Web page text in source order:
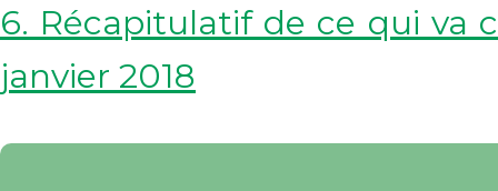
6. Récapitulatif de ce qui va
janvier 2018